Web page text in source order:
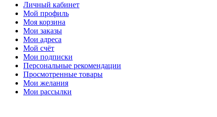
Личный кабинет
Мой профиль
Моя корзина
Мои заказы
Мои адреса
Мой счёт
Мои подписки
Персональные рекомендации
Просмотренные товары
Мои желания
Мои рассылки